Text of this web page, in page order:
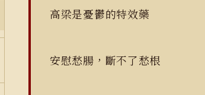
高梁是憂鬱的特效藥
安慰愁腸，斷不了愁根